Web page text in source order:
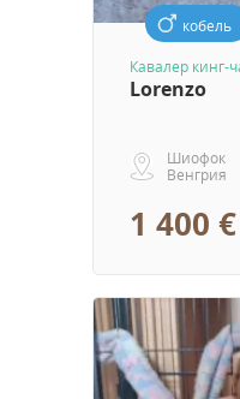
кобель
Кавалер кинг-
Lorenzo
Шиофок
Венгрия
1 400 €